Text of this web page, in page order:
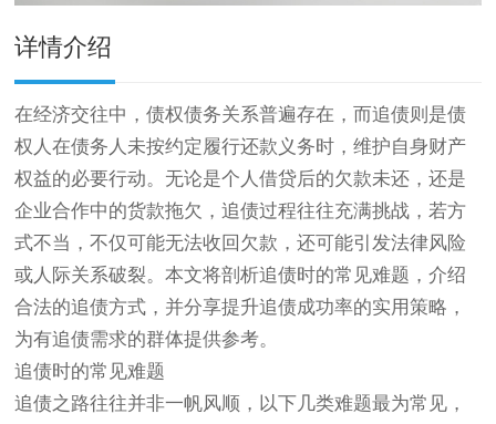
详情介绍
在经济交往中，债权债务关系普遍存在，而追债则是债
权人在债务人未按约定履行还款义务时，维护自身财产
权益的必要行动。无论是个人借贷后的欠款未还，还是
企业合作中的货款拖欠，追债过程往往充满挑战，若方
式不当，不仅可能无法收回欠款，还可能引发法律风险
或人际关系破裂。本文将剖析追债时的常见难题，介绍
合法的追债方式，并分享提升追债成功率的实用策略，
为有追债需求的群体提供参考。
追债时的常见难题
追债之路往往并非一帆风顺，以下几类难题最为常见，